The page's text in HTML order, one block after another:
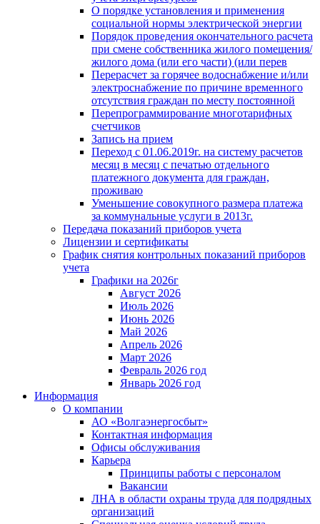
О порядке установления и применения
социальной нормы электрической энергии
Порядок проведения окончательного расчета
при смене собственника жилого помещения/
жилого дома (или его части) (или перев
Перерасчет за горячее водоснабжение и/или
электроснабжение по причине временного
отсутствия граждан по месту постоянной
Перепрограммирование многотарифных
счетчиков
Запись на прием
Переход с 01.06.2019г. на систему расчетов
месяц в месяц с печатью отдельного
платежного документа для граждан,
проживаю
Уменьшение совокупного размера платежа
за коммунальные услуги в 2013г.
Передача показаний приборов учета
Лицензии и сертификаты
График снятия контрольных показаний приборов
учета
Графики на 2026г
Август 2026
Июль 2026
Июнь 2026
Май 2026
Апрель 2026
Март 2026
Февраль 2026 год
Январь 2026 год
Информация
О компании
АО «Волгаэнергосбыт»
Контактная информация
Офисы обслуживания
Карьера
Принципы работы с персоналом
Вакансии
ЛНА в области охраны труда для подрядных
организаций